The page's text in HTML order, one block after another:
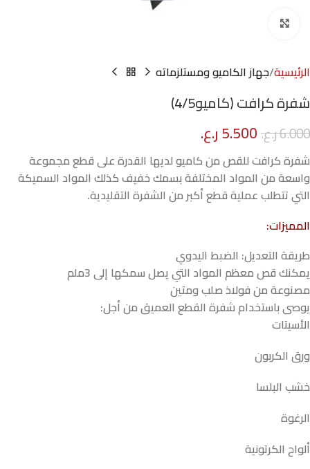
الرئيسية جهاز الكاميو ومستلزماته
شفرة كرافت (كاميو4/5)
6.000ر.ع.5.500ر.ع.
شفرة كرافت للقص من كاميو لديها القدرة على قطع مجموعة
واسعة من المواد المختلفة بسمك خفيف كذلك المواد السميكة
التي تتطلب عملية قطع أكبر من الشفرة التقليدية.
المميزات:
طريقة التعديل: الضبط اليدوي
يمكنك قص معظم المواد التي يصل سمكها إلى 3ملم
مصنوعة من فولاذ صلب ومتين
يوصى باستخدام شفرة القطع العميق من أجل:
الأسيتات
ورق الكربون
خشب البلسا
الرغوة
ألواح الكرتونية